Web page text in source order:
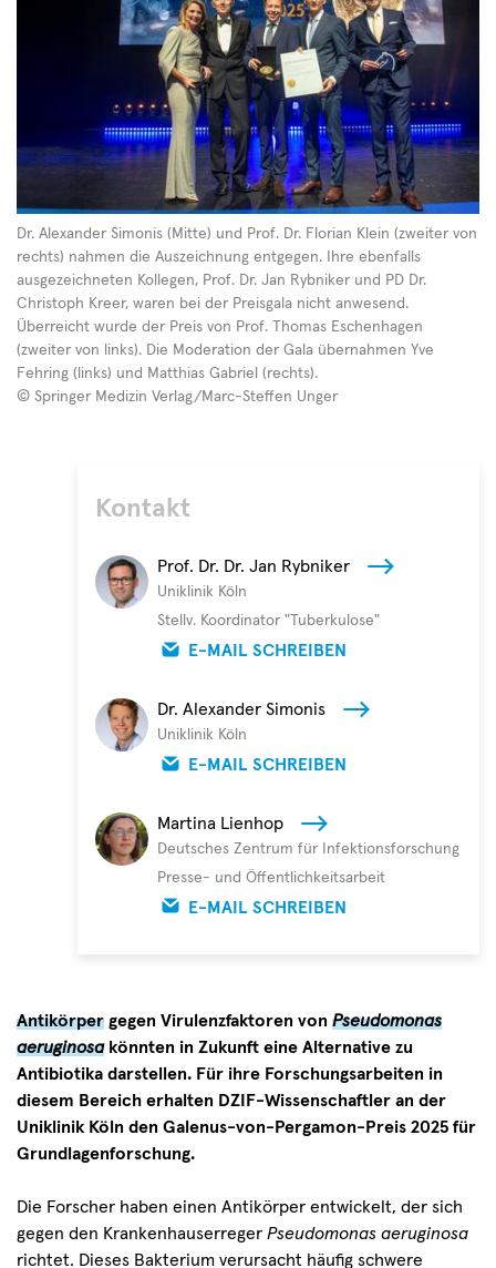
Dr.
Alexander
Simonis
(Mitte)
und
Prof.
Dr.
Auszeichnung
ausgezeichneten
bei
der
Preisgala
nicht
anwesend.
Überreicht
der
Preis
von
Dr. Alexander Simonis (Mitte) und Prof. Dr. Florian Klein (zweiter von
rechts) nahmen die Auszeichnung entgegen. Ihre ebenfalls
ausgezeichneten Kollegen, Prof. Dr. Jan Rybniker und PD Dr.
Christoph Kreer, waren bei der Preisgala nicht anwesend.
Überreicht wurde der Preis von Prof. Thomas Eschenhagen
(zweiter von links). Die Moderation der Gala übernahmen Yve
Fehring (links) und Matthias Gabriel (rechts).
© Springer Medizin Verlag/Marc-Steffen Unger
Kontakt
Prof. Dr. Dr. Jan Rybniker
Uniklinik Köln
Stellv. Koordinator "Tuberkulose"
E-MAIL SCHREIBEN
Dr. Alexander Simonis
Uniklinik Köln
E-MAIL SCHREIBEN
Martina Lienhop
Deutsches Zentrum für Infektionsforschung
Presse- und Öffentlichkeitsarbeit
E-MAIL SCHREIBEN
Antikörper gegen Virulenzfaktoren von Pseudomonas
aeruginosakönnten in Zukunft eine Alternative zu
Antibiotika darstellen. Für ihre Forschungsarbeiten in
diesem Bereich erhalten DZIF-Wissenschaftler an der
Uniklinik Köln den Galenus-von-Pergamon-Preis 2025 für
Grundlagenforschung.
Die Forscher haben einen Antikörper entwickelt, der sich
gegen den Krankenhauserreger Pseudomonas aeruginosa
richtet. Dieses Bakterium verursacht häufig schwere